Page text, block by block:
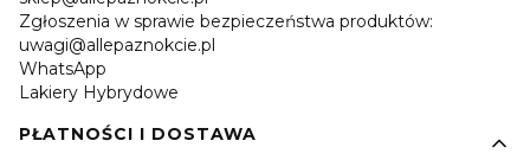
Zgłoszenia w sprawie bezpieczeństwa produktów:
uwagi@allepaznokcie.pl
WhatsApp
Lakiery Hybrydowe
PŁATNOŚCI I DOSTAWA